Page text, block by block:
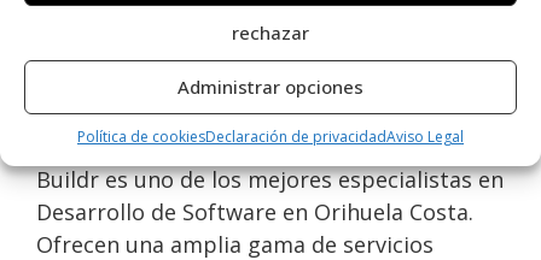
rechazar
Administrar opciones
Política de cookiesDeclaración de privacidadAviso Legal
confiable para aquellos en busca de
soluciones tecnológicas avanzadas en la
zona.
Buildr es uno de los mejores especialistas en
Desarrollo de Software en Orihuela Costa.
Ofrecen una amplia gama de servicios